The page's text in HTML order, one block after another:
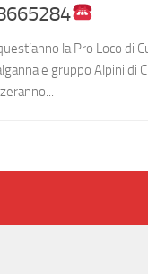
la Pro Loco di
e gruppo Alpini di